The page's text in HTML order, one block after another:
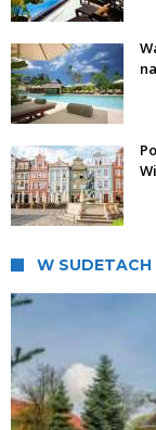
W SUDETACH